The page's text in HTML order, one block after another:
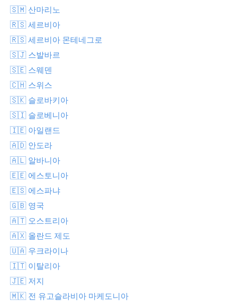
🇸🇲 산마리노
🇷🇸 세르비아
🇷🇸 세르비아 몬테네그로
🇸🇯 스발바르
🇸🇪 스웨덴
🇨🇭 스위스
🇸🇰 슬로바키아
🇸🇮 슬로베니아
🇮🇪 아일랜드
🇦🇩 안도라
🇦🇱 알바니아
🇪🇪 에스토니아
🇪🇸 에스파냐
🇬🇧 영국
🇦🇹 오스트리아
🇦🇽 올란드 제도
🇺🇦 우크라이나
🇮🇹 이탈리아
🇯🇪 저지
🇲🇰 전 유고슬라비아 마케도니아